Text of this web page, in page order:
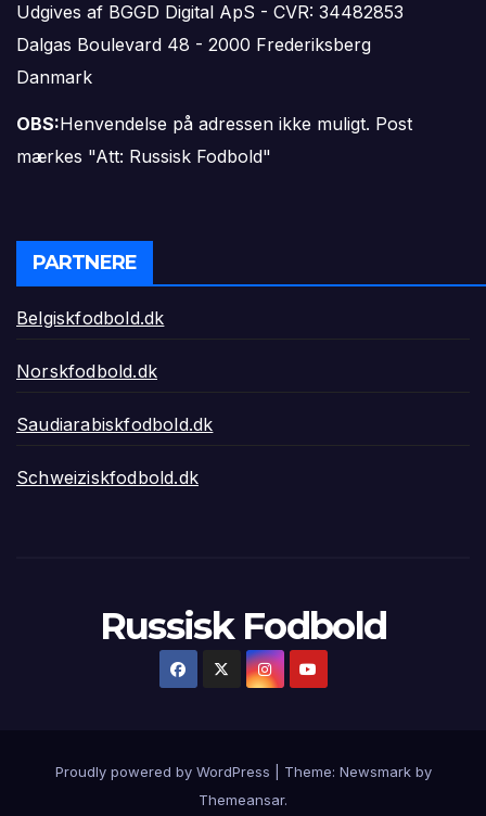
Udgives af BGGD Digital ApS - CVR: 34482853
Dalgas Boulevard 48 - 2000 Frederiksberg
Danmark
OBS:Henvendelse på adressen ikke muligt. Post
mærkes "Att: Russisk Fodbold"
PARTNERE
Belgiskfodbold.dk
Norskfodbold.dk
Saudiarabiskfodbold.dk
Schweiziskfodbold.dk
Russisk Fodbold
Proudly powered by WordPress Theme: Newsmarkby
Themeansar.